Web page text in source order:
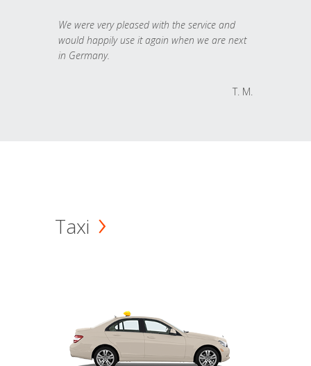
We were very pleased with the service and
would happily use it again when we are next
in Germany.
T. M.
Taxi